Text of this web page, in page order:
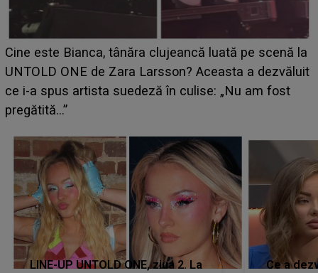
la HOROSCOP 11 august 2026. Marte intră în Rac
aduce tensiuni uriașe pentru o zodie! Conflictele
izbucnesc din senin în jurul ei, iar o situație
scapă de sub control
LINE-UP UNTOLD ONE, ziua 2. La
Ce a